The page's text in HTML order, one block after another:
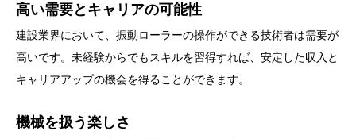
高い需要とキャリアの可能性
建設業界において、振動ローラーの操作ができる技術者は需要が
高いです。未経験からでもスキルを習得すれば、安定した収入と
キャリアアップの機会を得ることができます。
機械を扱う楽しさ